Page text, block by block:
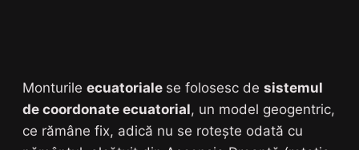
Monturile ecuatoriale se folosesc de sistemul
de coordonate ecuatorial, un model geogentric,
ce rămâne fix, adică nu se rotește odată cu